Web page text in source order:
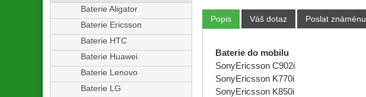
Popis Váš dotaz Poslat známénu
Baterie do mobilu
SonyEricsson C902i
SonyEricsson K770i
SonyEricsson K850i
Baterie Aligator
Baterie Ericsson
Baterie HTC
Baterie Huawei
Baterie Lenovo
Baterie LG